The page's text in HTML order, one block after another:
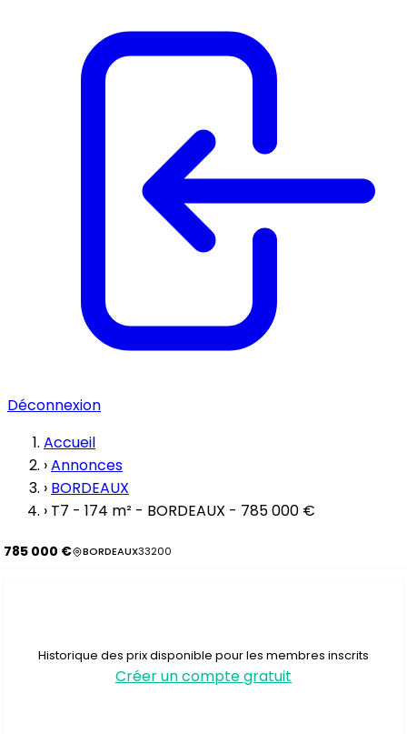
Déconnexion
Accueil
›Annonces
› BORDEAUX
› T7 - 174 m² - BORDEAUX - 785 000 €
785 000 € BORDEAUX33200
Historique des prix disponible pour les membres inscrits
Créer un compte gratuit